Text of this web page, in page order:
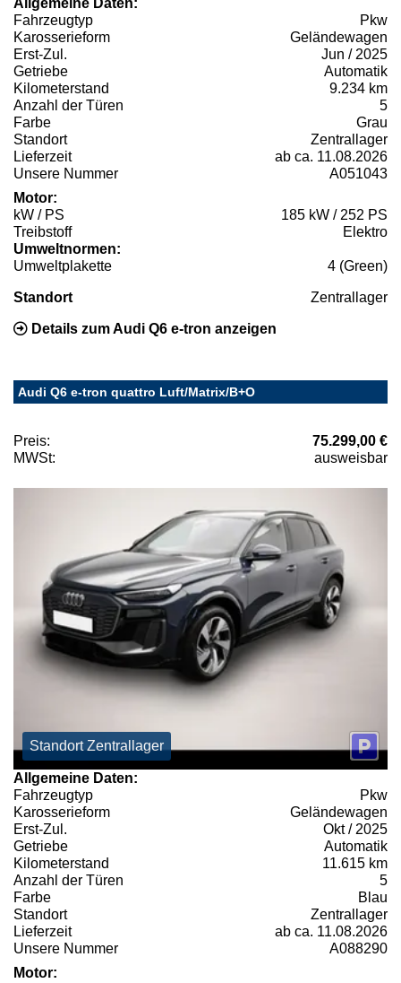
Allgemeine Daten:
Fahrzeugtyp
Pkw
Karosserieform
Geländewagen
Erst-Zul.
Jun / 2025
Getriebe
Automatik
Kilometerstand
9.234 km
Anzahl der Türen
5
Farbe
Grau
Standort
Zentrallager
Lieferzeit
ab ca. 11.08.2026
Unsere Nummer
A051043
Motor:
kW / PS
185 kW / 252 PS
Treibstoff
Elektro
Umweltnormen:
Umweltplakette
4 (Green)
Standort Zentrallager
Details zum Audi Q6 e-tron anzeigen
Audi Q6 e-tron quattro Luft/Matrix/B+O
Preis:
75.299,00 €
MWSt:
ausweisbar
Standort Zentrallager
Allgemeine Daten:
Fahrzeugtyp
Pkw
Karosserieform
Geländewagen
Erst-Zul.
Okt / 2025
Getriebe
Automatik
Kilometerstand
11.615 km
Anzahl der Türen
5
Farbe
Blau
Standort
Zentrallager
Lieferzeit
ab ca. 11.08.2026
Unsere Nummer
A088290
Motor: